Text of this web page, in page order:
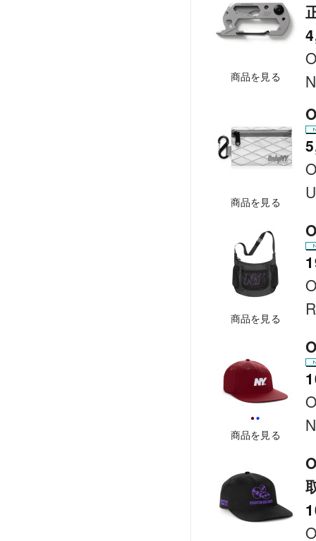
商品を見る
商品を見る
商品を見る
商品を見る